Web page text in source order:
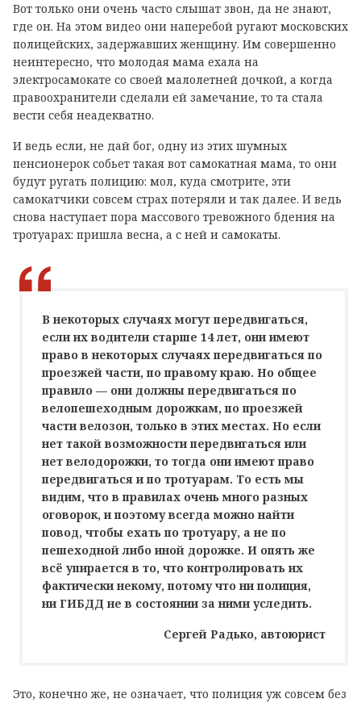
Вот только они очень часто слышат звон, да не знают,
где он. На этом видео они наперебой ругают московских
полицейских, задержавших женщину. Им совершенно
неинтересно, что молодая мама ехала на
электросамокате со своей малолетней дочкой, а когда
правоохранители сделали ей замечание, то та стала
вести себя неадекватно.
И ведь если, не дай бог, одну из этих шумных
пенсионерок собьет такая вот самокатная мама, то они
будут ругать полицию: мол, куда смотрите, эти
самокатчики совсем страх потеряли и так далее. И ведь
снова наступает пора массового тревожного бдения на
тротуарах: пришла весна, а с ней и самокаты.
В некоторых случаях могут передвигаться,
если их водители старше 14 лет, они имеют
право в некоторых случаях передвигаться по
проезжей части, по правому краю. Но общее
правило — они должны передвигаться по
велопешеходным дорожкам, по проезжей
части велозон, только в этих местах. Но если
нет такой возможности передвигаться или
нет велодорожки, то тогда они имеют право
передвигаться и по тротуарам. То есть мы
видим, что в правилах очень много разных
оговорок, и поэтому всегда можно найти
повод, чтобы ехать по тротуару, а не по
пешеходной либо иной дорожке. И опять же
всё упирается в то, что контролировать их
фактически некому, потому что ни полиция,
ни ГИБДД не в состоянии за ними уследить.
Сергей Радько, автоюрист
Это, конечно же, не означает, что полиция уж совсем без